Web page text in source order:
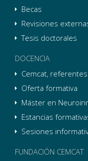
Becas
Revisiones
Tesis doctorales
DOCENCIA
Cemcat,
Oferta formativa
Máster en
Estancias
Sesiones
FUNDACIÓN CEMCAT